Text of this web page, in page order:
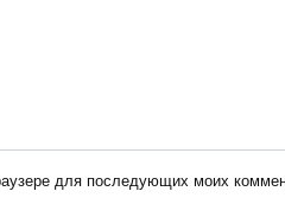
для последующих моих